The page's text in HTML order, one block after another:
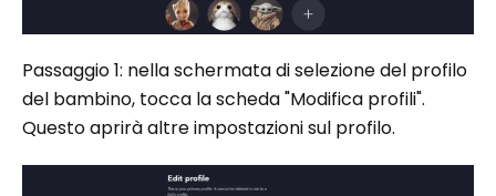
Passaggio 1: nella schermata di selezione del profilo
del bambino, tocca la scheda "Modifica profili".
Questo aprirà altre impostazioni sul profilo.